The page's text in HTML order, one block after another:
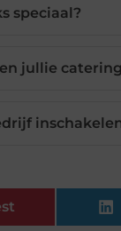
speciaal?
jullie